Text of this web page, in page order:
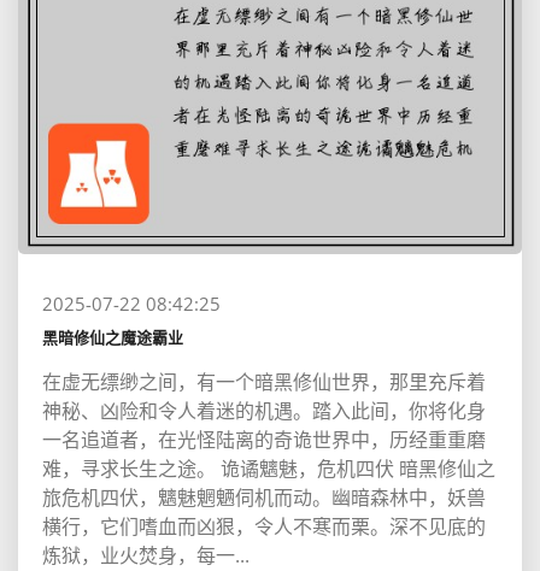
2025-07-22 08:42:25
黑暗修仙之魔途霸业
在虚无缥缈之间，有一个暗黑修仙世界，那里充斥着
神秘、凶险和令人着迷的机遇。踏入此间，你将化身
一名追道者，在光怪陆离的奇诡世界中，历经重重磨
难，寻求长生之途。 诡谲魑魅，危机四伏 暗黑修仙之
旅危机四伏，魑魅魍魉伺机而动。幽暗森林中，妖兽
横行，它们嗜血而凶狠，令人不寒而栗。深不见底的
炼狱，业火焚身，每一...